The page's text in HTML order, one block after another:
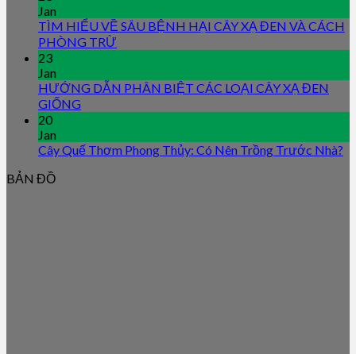
Jan
TÌM HIỂU VỀ SÂU BỆNH HẠI CÂY XẠ ĐEN VÀ CÁCH
PHÒNG TRỪ
23
Jan
HƯỚNG DẪN PHÂN BIỆT CÁC LOẠI CÂY XẠ ĐEN
GIỐNG
20
Jan
Cây Quế Thơm Phong Thủy: Có Nên Trồng Trước Nhà?
BẢN ĐỒ